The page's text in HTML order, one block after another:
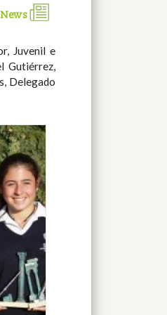
News